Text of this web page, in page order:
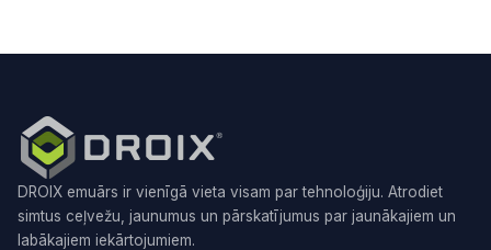
DROIX emuārs ir vienīgā vieta visam par tehnoloģiju. Atrodiet
simtus ceļvežu, jaunumus un pārskatījumus par jaunākajiem un
labākajiem iekārtojumiem.